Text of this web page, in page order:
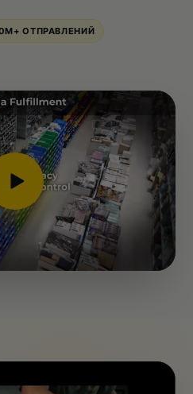
ОТПРАВЛЕНИЙ